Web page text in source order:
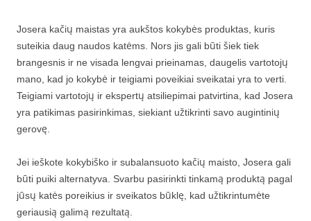
Josera kačių maistas yra aukštos kokybės produktas, kuris
suteikia daug naudos katėms. Nors jis gali būti šiek tiek
brangesnis ir ne visada lengvai prieinamas, daugelis vartotojų
mano, kad jo kokybė ir teigiami poveikiai sveikatai yra to verti.
Teigiami vartotojų ir ekspertų atsiliepimai patvirtina, kad Josera
yra patikimas pasirinkimas, siekiant užtikrinti savo augintinių
gerovę.
Jei ieškote kokybiško ir subalansuoto kačių maisto, Josera gali
būti puiki alternatyva. Svarbu pasirinkti tinkamą produktą pagal
jūsų katės poreikius ir sveikatos būklę, kad užtikrintumėte
geriausią galimą rezultatą.